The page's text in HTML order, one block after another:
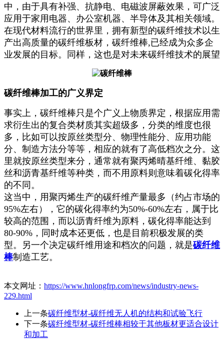
中，由于具有补强、抗静电、电磁波屏蔽效果，可广泛
应用于家用电器、办公室机器、半导体及其相关领域。
在现代材料流行的世界里，拥有新型的碳纤维技术以生
产出高质量的碳纤维板材，碳纤维棒,已经成为众多企
业发展的目标。同样，这也是对未来碳纤维技术的展望
碳纤维棒加工的广义界定
事实上，碳纤维棒只是个广义上物质界定，根据应用需
求衍生出的复合类材质其实超级多，分类的维度也很
多，比如可以按原丝类型分、物理性能分、应用功能
分、制造方法分等等，相应的就有了高低档次之分。这
里就按原丝类型来分，通常就有聚丙烯晴基纤维、黏胶
丝和沥青基纤维等种类，而不用原料则意味着碳化得率
的不同。
这当中，用聚丙烯生产的碳纤维产量最多（约占市场的
95%左右），它的碳化得率约为50%-60%左右，属于比
较高的范围，而以沥青纤维为原料，碳化得率能达到
80-90%，同时成本还更低，也是目前积极发展的类
型。另一个决定碳纤维用途和档次的问题，就是碳纤维
棒制造工艺。
本文网址： https://www.hnlongfrp.com/news/industry-news-
229.html
上一条碳纤维型材-碳纤维无人机的结构和试验飞行
下一条碳纤维型材-碳纤维棒相较于其他板材更适合设计
和加工